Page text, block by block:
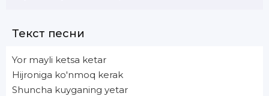
Текст песни
Yor mayli ketsa ketar
Hijroniga ko'nmoq kerak
Shuncha kuyganing yetar